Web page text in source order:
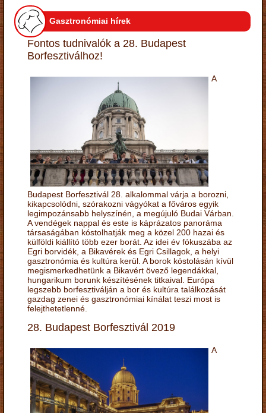
Gasztronómiai hírek
Fontos tudnivalók a 28. Budapest
Borfesztiválhoz!
A
Budapest Borfesztivál 28. alkalommal várja a borozni,
kikapcsolódni, szórakozni vágyókat a főváros egyik
legimpozánsabb helyszínén, a megújuló Budai Várban.
A vendégek nappal és este is káprázatos panoráma
társaságában kóstolhatják meg a közel 200 hazai és
külföldi kiállító több ezer borát. Az idei év fókuszába az
Egri borvidék, a Bikavérek és Egri Csillagok, a helyi
gasztronómia és kultúra kerül. A borok kóstolásán kívül
megismerkedhetünk a Bikavért övező legendákkal,
hungarikum borunk készítésének titkaival. Európa
legszebb borfesztiválján a bor és kultúra találkozását
gazdag zenei és gasztronómiai kínálat teszi most is
felejthetetlenné.
28. Budapest Borfesztivál 2019
A